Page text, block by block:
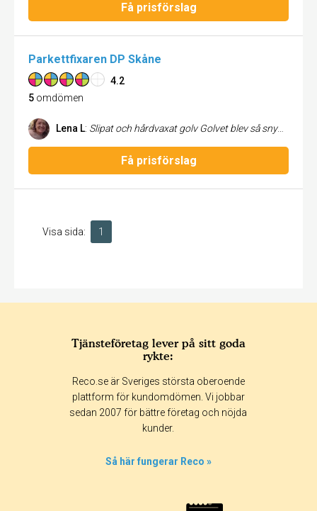
Få prisförslag
Parkettfixaren DP Skåne
4.2
5 omdömen
Lena L: Slipat och hårdvaxat golv Golvet blev så snyggt,helt nöjd. Mycket nöjd med allt från beställning till färdigt golv Väldigt trevliga, god service.
Få prisförslag
Visa sida: 1
Tjänsteföretag lever på sitt goda
rykte:
Reco.se är Sveriges största oberoende
plattform för kundomdömen. Vi jobbar
sedan 2007 för bättre företag och nöjda
kunder.
Så här fungerar Reco »